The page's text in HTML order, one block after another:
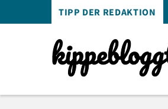
TIPP DER REDAKTION